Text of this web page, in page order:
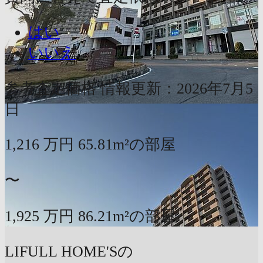
はい
いいえ
参考査定価格 情報更新：2026年7月5
日
1,216 万円 65.81m²の部屋
〜
1,925 万円 86.21m²の部屋
LIFULL HOME'Sの